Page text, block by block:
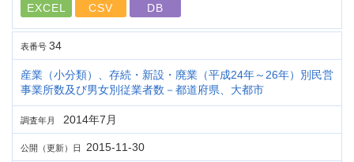
EXCEL CSV DB
表番号 34
産業（小分類）、存続・新設・廃業（平成24年～26年）別民営
事業所数及び男女別従業者数－都道府県、大都市
調査年月 2014年7月
公開（更新）日 2015-11-30